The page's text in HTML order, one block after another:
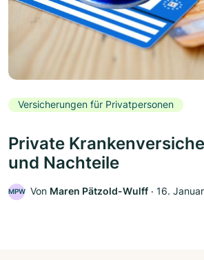
Versicherungen für Privatpersonen
Private
und Nachteile
MPW Von Maren Pätzold-Wulff ‧ 16.